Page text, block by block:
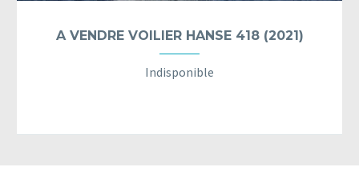
A VENDRE VOILIER HANSE 418 (2021)
Indisponible